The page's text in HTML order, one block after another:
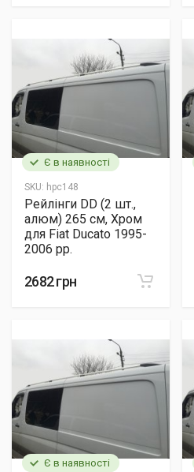
Є в наявності
SKU: hpc148
Рейлінги DD (2 шт.,
алюм) 265 см, Хром
для Fiat Ducato 1995-
2006 рр.
2682 грн
Є в наявності